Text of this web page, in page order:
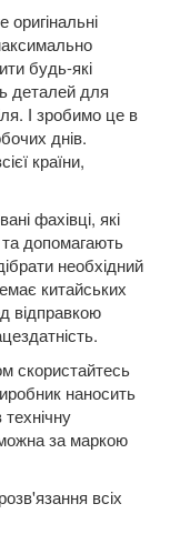
будь-які
деталей для
І зробимо це в
днів.
країни,
фахівці, які
та допомагають
необхідний
китайських
відправкою
скористайтесь
наносить
за маркою
всіх